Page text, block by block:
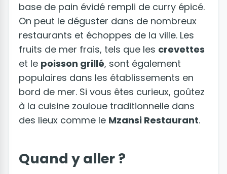
base de pain évidé rempli de curry épicé.
On peut le déguster dans de nombreux
restaurants et échoppes de la ville. Les
fruits de mer frais, tels que les crevettes
et le poisson grillé, sont également
populaires dans les établissements en
bord de mer. Si vous êtes curieux, goûtez
à la cuisine zouloue traditionnelle dans
des lieux comme le Mzansi Restaurant.
Quand y aller ?